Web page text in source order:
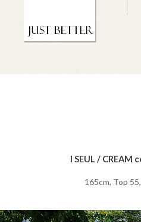
I SEUL / CREAM
165cm, Top